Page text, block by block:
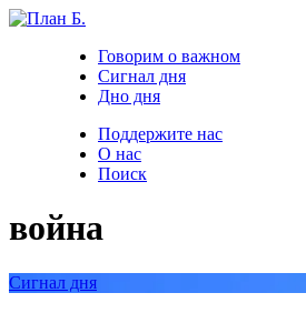
Говорим о важном
Сигнал дня
Дно дня
Поддержите нас
О нас
Поиск
война
Сигнал дня